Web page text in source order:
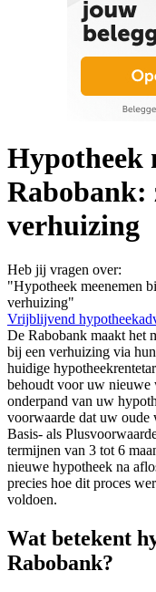
Hypotheek
Rabobank:
verhuizing
Heb jij vragen over:
"Hypotheek meenemen
verhuizing"
Vrijblijvend
De Rabobank maakt het
bij een verhuizing via
huidige
behoudt voor uw
onderpand van uw
voorwaarde dat uw
Basis- als
termijnen van 3 tot 6
nieuwe hypotheek na
precies hoe dit proces
voldoen.
Wat betekent
Rabobank?